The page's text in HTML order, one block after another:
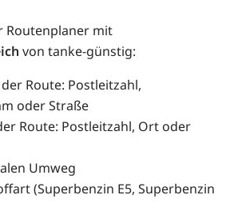
Routenplaner mit
von tanke-günstig:
Route: Postleitzahl,
oder Straße
Route: Postleitzahl, Ort oder
Umweg
(Superbenzin E5, Superbenzin